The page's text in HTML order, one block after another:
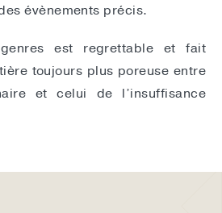
évènements précis.
est regrettable et fait
toujours plus poreuse entre
et celui de l’insuffisance